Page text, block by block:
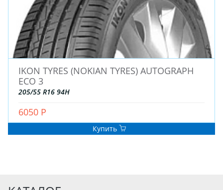
IKON TYRES (NOKIAN TYRES) AUTOGRAPH
ECO 3
205/55 R16 94H
6050 Р
Купить